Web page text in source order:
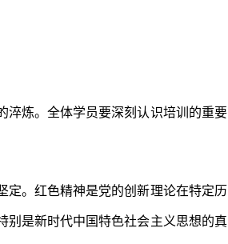
淬炼。全体学员要深刻认识培训的重要
定。红色精神是党的创新理论在特定历
别是新时代中国特色社会主义思想的真